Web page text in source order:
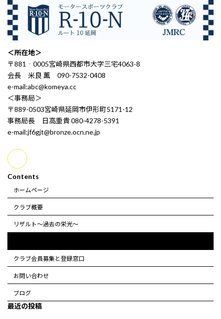
＜所在地＞
〒881‐0005宮崎県西都市大字三宅4063-8
会長 米良 薫 090-7532-0408
e-mail:abc@komeya.cc
＜事務局＞
〒889-0503宮崎県延岡市伊形町5171-12
事務局長 日高重貴 080-4278-5391
e-mail:jf6gjt@bronze.ocn.ne.jp
Contents
ホームページ
クラブ概要
リザルト～過去の栄光～
クラブ会員募集と登録窓口
お問い合わせ
ブログ
最近の投稿